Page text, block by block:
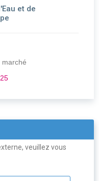
et de
marché
veuillez vous